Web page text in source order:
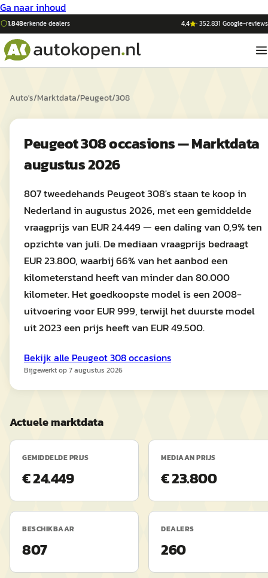
Ga naar inhoud
1.848erkende dealers 4,4 ·352.831 Google-reviews
Auto's/Marktdata/Peugeot/308
Peugeot 308 occasions — Marktdata
augustus 2026
807 tweedehands Peugeot 308's staan te koop in
Nederland in augustus 2026, met een gemiddelde
vraagprijs van EUR 24.449 — een daling van 0,9% ten
opzichte van juli. De mediaan vraagprijs bedraagt
EUR 23.800, waarbij 66% van het aanbod een
kilometerstand heeft van minder dan 80.000
kilometer. Het goedkoopste model is een 2008-
uitvoering voor EUR 999, terwijl het duurste model
uit 2023 een prijs heeft van EUR 49.500.
Bekijk alle Peugeot308occasions
Bijgewerkt op7 augustus 2026
Actuele marktdata
GEMIDDELDE PRIJS
€ 24.449
MEDIAAN PRIJS
€ 23.800
BESCHIKBAAR
807
DEALERS
260